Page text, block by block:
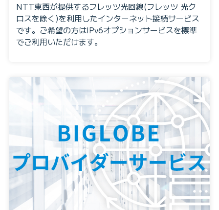
NTT東西が提供するフレッツ光回線(フレッツ 光ク
ロスを除く)を利用したインターネット接続サービス
です。ご希望の方はIPv6オプションサービスを標準
でご利用いただけます。